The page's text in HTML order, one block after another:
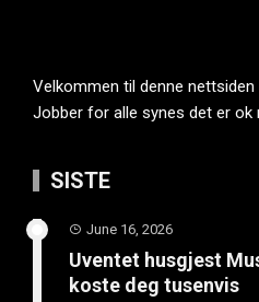
Velkommen til denne
Jobber for alle synes det er ok
SISTE
June 16, 2026
Uventet husgjest
koste deg tusenvis